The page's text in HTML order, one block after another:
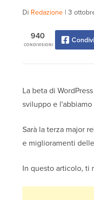
Di Redazione | 3
CONDIVISIONI
940
La beta di
sviluppo e l'abbiamo
Sarà la terza major
e miglioramenti
In questo articolo, ti